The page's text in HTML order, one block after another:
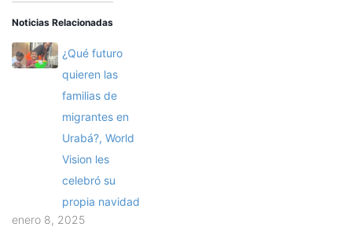
Noticias Relacionadas
¿Qué futuro
quieren las
familias de
migrantes en
Urabá?, World
Vision les
celebró su
propia navidad
enero 8, 2025